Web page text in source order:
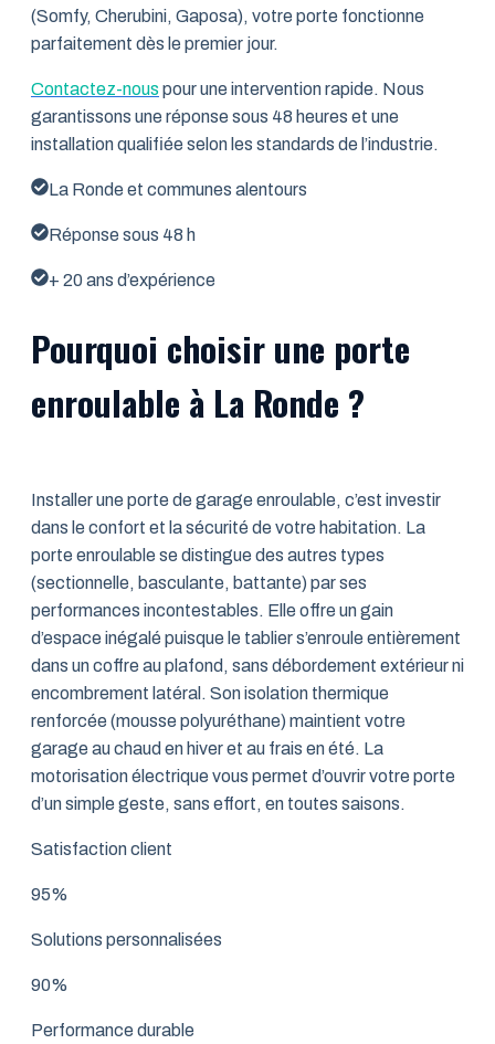
(Somfy, Cherubini, Gaposa), votre porte fonctionne
parfaitement dès le premier jour.
Contactez-nous pour une intervention rapide. Nous
garantissons une réponse sous 48 heures et une
installation qualifiée selon les standards de l’industrie.
La Ronde et communes alentours
Réponse sous 48 h
+ 20 ans d’expérience
Pourquoi choisir une porte
enroulable à La Ronde ?
Installer une porte de garage enroulable, c’est investir
dans le confort et la sécurité de votre habitation. La
porte enroulable se distingue des autres types
(sectionnelle, basculante, battante) par ses
performances incontestables. Elle offre un gain
d’espace inégalé puisque le tablier s’enroule entièrement
dans un coffre au plafond, sans débordement extérieur ni
encombrement latéral. Son isolation thermique
renforcée (mousse polyuréthane) maintient votre
garage au chaud en hiver et au frais en été. La
motorisation électrique vous permet d’ouvrir votre porte
d’un simple geste, sans effort, en toutes saisons.
Satisfaction client
95%
Solutions personnalisées
90%
Performance durable